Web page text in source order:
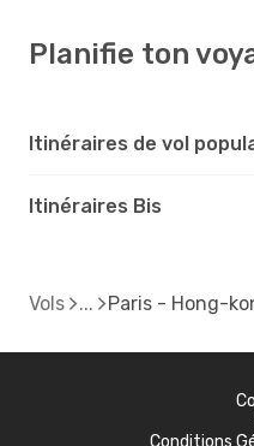
Planifie ton
Itinéraires de vol
Itinéraires Bis
Vols Paris - Hong-
Conditions